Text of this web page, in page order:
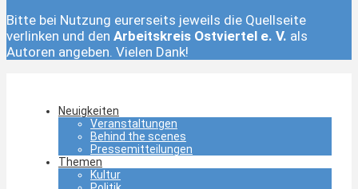
Bitte bei Nutzung eurerseits jeweils die Quellseite
verlinken und den Arbeitskreis Ostviertel e. V. als
Autoren angeben. Vielen Dank!
Neuigkeiten
Veranstaltungen
Behind the scenes
Pressemitteilungen
Themen
Kultur